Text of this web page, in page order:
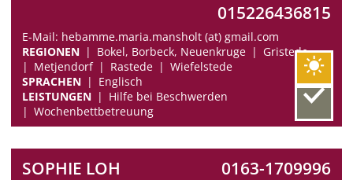
015226436815
E-Mail: hebamme.maria.mansholt (at) gmail.com
REGIONEN
Bokel, Borbeck, Neuenkruge
Gristede
Metjendorf
Rastede
Wiefelstede
SPRACHEN
Englisch
LEISTUNGEN
Hilfe bei Beschwerden
Wochenbettbetreuung
SOPHIE LOH 0163-1709996